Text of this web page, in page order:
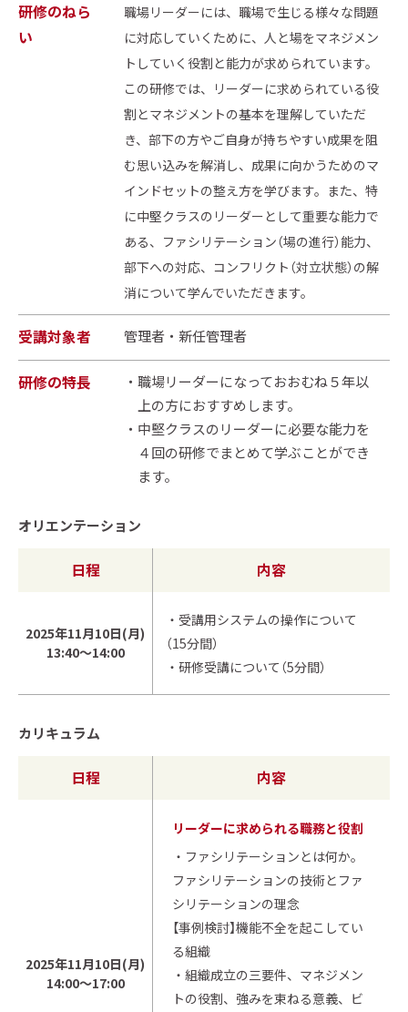
研修のねら
い
職場リーダーには、職場で生じる様々な問題
に対応していくために、人と場をマネジメン
トしていく役割と能力が求められています。
この研修では、リーダーに求められている役
割とマネジメントの基本を理解していただ
き、部下の方やご自身が持ちやすい成果を阻
む思い込みを解消し、成果に向かうためのマ
インドセットの整え方を学びます。また、特
に中堅クラスのリーダーとして重要な能力で
ある、ファシリテーション（場の進行）能力、
部下への対応、コンフリクト（対立状態）の解
消について学んでいただきます。
受講対象者 管理者・新任管理者
研修の特長
職場リーダーになっておおむね５年以
上の方におすすめします。
中堅クラスのリーダーに必要な能力を
４回の研修でまとめて学ぶことができ
ます。
オリエンテーション
日程 内容
2025年11月10日(月)
13:40～14:00
・受講用システムの操作について
（15分間）
・研修受講について（5分間）
カリキュラム
日程 内容
2025年11月10日(月)
14:00～17:00
リーダーに求められる職務と役割
・ファシリテーションとは何か。
ファシリテーションの技術とファ
シリテーションの理念
【事例検討】機能不全を起こしてい
る組織
・組織成立の三要件、マネジメン
トの役割、強みを束ねる意義、ビ